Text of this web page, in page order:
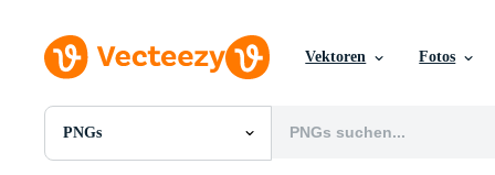
Vektoren Fotos
PNGs
Alle Bilder